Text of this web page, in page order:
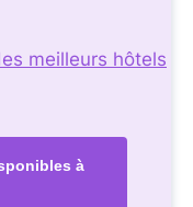
meilleurs hôtels
à